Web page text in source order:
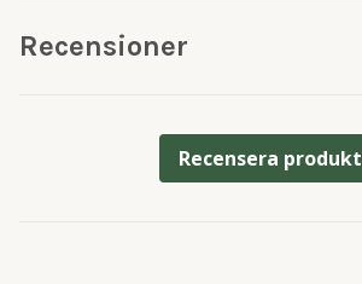
Recensioner
Recensera produkt